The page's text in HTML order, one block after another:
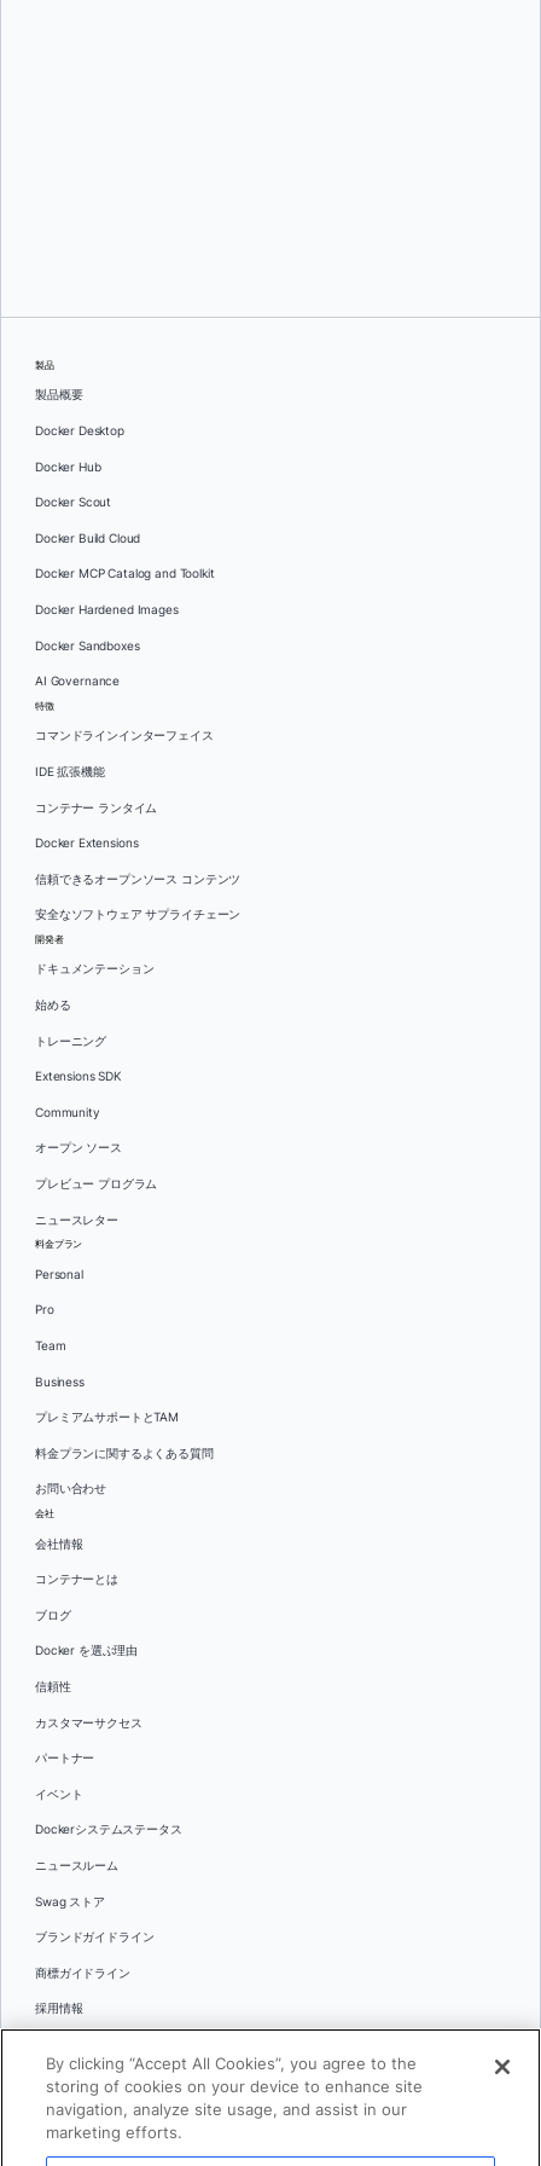
製品
製品概要
Docker Desktop
Docker Hub
Docker Scout
Docker Build Cloud
Docker MCP Catalog and Toolkit
Docker Hardened Images
Docker Sandboxes
AI Governance
特徴
コマンドラインインターフェイス
IDE 拡張機能
コンテナー ランタイム
Docker Extensions
信頼できるオープンソース コンテンツ
安全なソフトウェア サプライチェーン
開発者
ドキュメンテーション
始める
トレーニング
Extensions SDK
Community
オープン ソース
プレビュー プログラム
ニュースレター
料金プラン
Personal
Pro
Team
Business
プレミアムサポートとTAM
料金プランに関するよくある質問
お問い合わせ
会社
会社情報
コンテナーとは
ブログ
Docker を選ぶ理由
信頼性
カスタマーサクセス
パートナー
イベント
Dockerシステムステータス
ニュースルーム
Swag ストア
ブランドガイドライン
商標ガイドライン
採用情報
言語
日本語
By clicking “Accept All Cookies”, you agree to the
storing of cookies on your device to enhance site
navigation, analyze site usage, and assist in our
marketing efforts.